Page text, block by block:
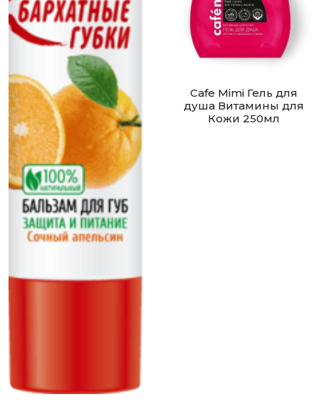
Cafe Mimi Гель для
душа Витамины для
Кожи 250мл